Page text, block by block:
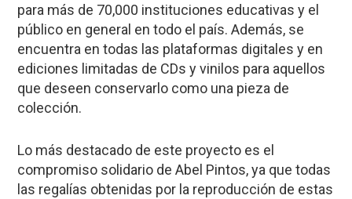
para más de 70,000 instituciones educativas y el
público en general en todo el país. Además, se
encuentra en todas las plataformas digitales y en
ediciones limitadas de CDs y vinilos para aquellos
que deseen conservarlo como una pieza de
colección.
Lo más destacado de este proyecto es el
compromiso solidario de Abel Pintos, ya que todas
las regalías obtenidas por la reproducción de estas